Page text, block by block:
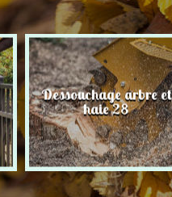
Dessouchage arbre et
haie 28